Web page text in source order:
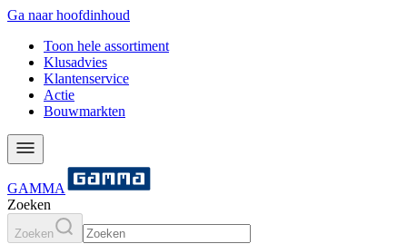
Ga naar hoofdinhoud
Toon hele assortiment
Klusadvies
Klantenservice
Actie
Bouwmarkten
GAMMA
Zoeken
Zoeken